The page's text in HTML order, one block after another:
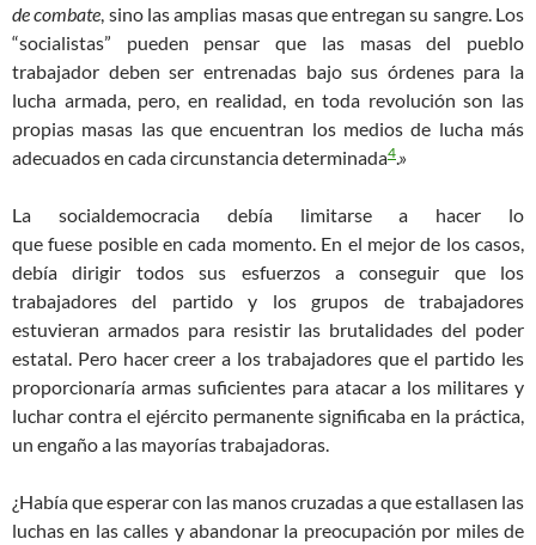
decombate, sino las amplias masas queentregan su sangre. Los
“socialistas” pueden pensar que las masas del pueblo
trabajador deben ser entrenadas bajo sus órdenes para la
lucha armada, pero, en realidad, en toda revolución son las
propias masas las que encuentran los medios de lucha más
adecuados en cada circunstancia determinada4.»
La socialdemocracia debíalimitarse a hacer lo
quefuese posibleen cada momento. En el mejor de los casos,
debía dirigir todos sus esfuerzos a conseguir que los
trabajadoresdel partido y los grupos de trabajadores
estuvieran armados para resistir las brutalidades del poder
estatal. Pero hacer creer a los trabajadores que el partido les
proporcionaría armas suficientes para atacar a los militares y
luchar contra el ejército permanente significaba en la práctica,
un engañoa las mayoríastrabajadoras.
¿Había que esperar con las manos cruzadas a que estallasen las
luchas en las calles y abandonar la preocupación por miles de